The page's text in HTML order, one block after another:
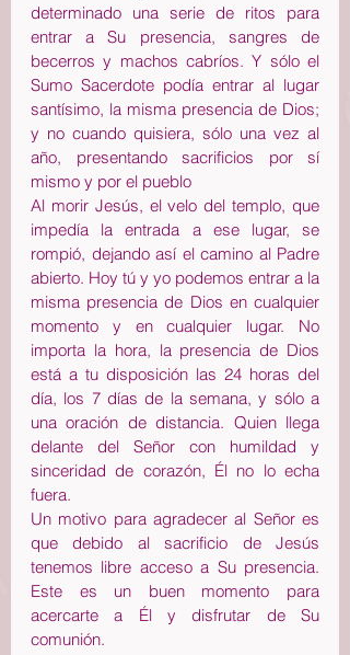
determinado una serie de ritos para
entrar a Su presencia, sangres de
becerros y machos cabríos. Y sólo el
Sumo Sacerdote podía entrar al lugar
santísimo, la misma presencia de Dios;
y no cuando quisiera, sólo una vez al
año, presentando sacrificios por sí
mismo y por el pueblo
Al morir Jesús, el velo del templo, que
impedía la entrada a ese lugar, se
rompió, dejando así el camino al Padre
abierto. Hoy tú y yo podemos entrar a la
misma presencia de Dios en cualquier
momento y en cualquier lugar. No
importa la hora, la presencia de Dios
está a tu disposición las 24 horas del
día, los 7 días de la semana, y sólo a
una oración de distancia. Quien llega
delante del Señor con humildad y
sinceridad de corazón, Él no lo echa
fuera.
Un motivo para agradecer al Señor es
que debido al sacrificio de Jesús
tenemos libre acceso a Su presencia.
Este es un buen momento para
acercarte a Él y disfrutar de Su
comunión.